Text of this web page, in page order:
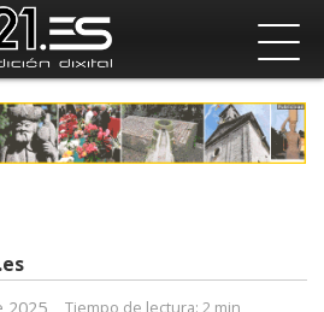
Tiempo de lectura: 2 min